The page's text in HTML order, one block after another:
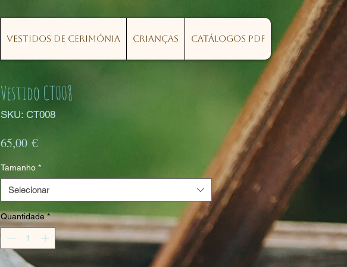
Vestidos de Cerimónia Crianças Catálogos PDF
Vestido CT008
SKU: CT008
65,00 €Preço
Tamanho *
Selecionar
Quantidade *